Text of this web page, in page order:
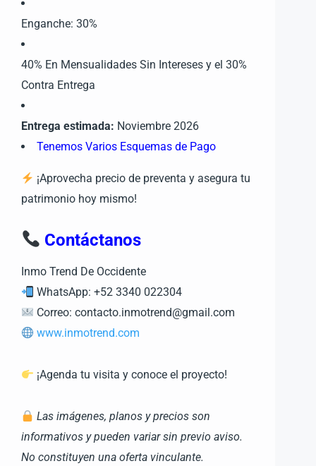
Enganche: 30%
40% En Mensualidades Sin Intereses y el 30%
Contra Entrega
Entrega estimada: Noviembre 2026
Tenemos Varios Esquemas de Pago
¡Aprovecha precio de preventa y asegura tu
patrimonio hoy mismo!
Contáctanos
Inmo Trend De Occidente
WhatsApp: +52 3340 022304
Correo: contacto.inmotrend@gmail.com
www.inmotrend.com
¡Agenda tu visita y conoce el proyecto!
Las imágenes, planos y precios son
informativos y pueden variar sin previo aviso.
No constituyen una oferta vinculante.